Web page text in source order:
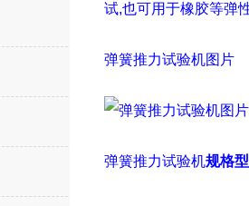
试,也可用于橡胶等弹
弹簧推力试验机图片
弹簧推力试验机规格